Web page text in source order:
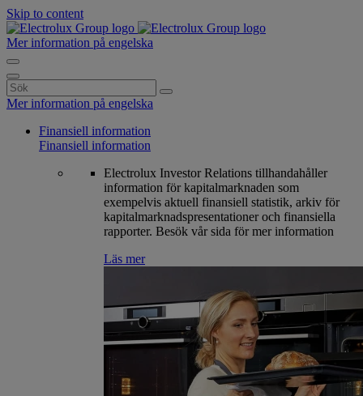
Skip to content
Mer information på engelska
Search
for:
Mer information på engelska
Finansiell information
Finansiell information
Electrolux Investor Relations tillhandahåller
information för kapitalmarknaden som
exempelvis aktuell finansiell statistik, arkiv för
kapitalmarknadspresentationer och finansiella
rapporter. Besök vår sida för mer information
Läs mer